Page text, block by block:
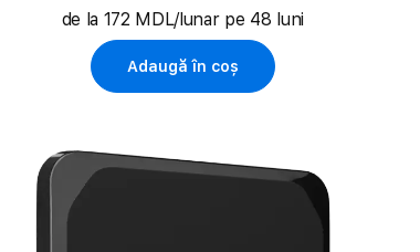
de la 172 MDL/lunar pe 48 luni
Adaugă în coș